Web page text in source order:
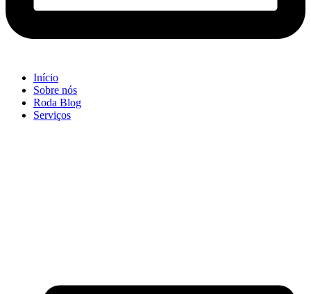
Início
Sobre nós
Roda Blog
Serviços